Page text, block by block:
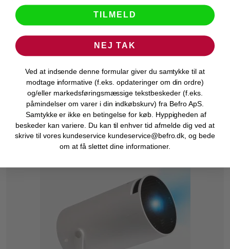
Levering 1-2 hverdage
899,00 DKK
299,00 DKK
VIS PRODUKT
TILMELD
NEJ TAK
Ved at indsende denne formular giver du samtykke til at
modtage informative (f.eks. opdateringer om din ordre)
og/eller markedsføringsmæssige tekstbeskeder (f.eks.
påmindelser om varer i din indkøbskurv) fra Befro ApS.
Samtykke er ikke en betingelse for køb. Hyppigheden af
beskeder kan variere. Du kan til enhver tid afmelde dig ved at
skrive til vores kundeservice kundeservice@befro.dk, og bede
om at få slettet dine informationer.